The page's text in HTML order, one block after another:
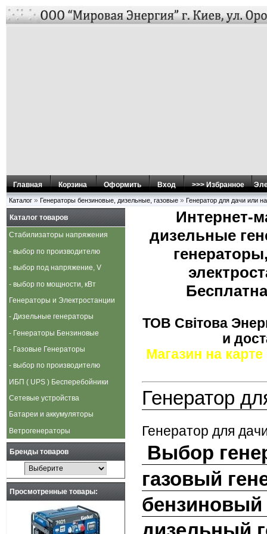
Главная Корзина Оформить Вход >>> Избранное
Каталог » Генераторы бензиновые, дизельные, газовые » Генератор для дачи или
Интернет-
дизельные
ТОВ Свiтова
и
Магазин на
Генератор
Генератор для
Выбор
газовый
бензиновый
Каталог товаров
Стабилизаторы напряжения
- выбор по производителю
- выбор под напряжение, V
- выбор по мощности, кВт
Генераторы и Электростанции
- Дизельные генераторы
- Генераторы Бензиновые
- Газовые Генераторы
- выбор по производителю
ИБП ( UPS ) Бесперебойники
Сетевые устройства
Батареи и аккумуляторы
Ветрогенераторы
Бренды товаров
Просмотренные товары: